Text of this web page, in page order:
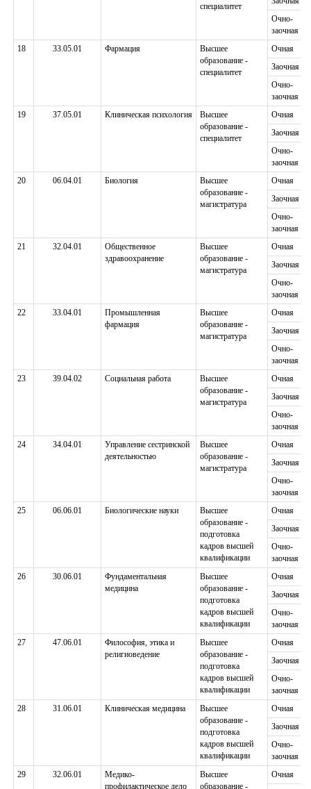
специалитет
Очно-
заочная
18
33.05.01 Фармация
Высшее
образование -
специалитет
Очная
Заочная
Очно-
заочная
19
37.05.01 Клиническая психология
Высшее
образование -
специалитет
Очная
Заочная
Очно-
заочная
20
06.04.01 Биология
Высшее
образование -
магистратура
Очная
Заочная
Очно-
заочная
21
32.04.01
Общественное
здравоохранение
Высшее
образование -
магистратура
Очная
Заочная
Очно-
заочная
22
33.04.01
Промышленная
фармация
Высшее
образование -
магистратура
Очная
Заочная
Очно-
заочная
23
39.04.02 Социальная работа
Высшее
образование -
магистратура
Очная
Заочная
Очно-
заочная
24
34.04.01
Управление сестринской
деятельностью
Высшее
образование -
магистратура
Очная
Заочная
Очно-
заочная
25
06.06.01 Биологические науки
Высшее
образование -
подготовка
кадров высшей
квалификации
Очная
Заочная
Очно-
заочная
26
30.06.01
Фундаментальная
медицина
Высшее
образование -
подготовка
кадров высшей
квалификации
Очная
Заочная
Очно-
заочная
27
47.06.01
Философия, этика и
религиоведение
Высшее
образование -
подготовка
кадров высшей
квалификации
Очная
Заочная
Очно-
заочная
28
31.06.01 Клиническая медицина
Высшее
образование -
подготовка
кадров высшей
квалификации
Очная
Заочная
Очно-
заочная
29
32.06.01
Медико-
профилактическое дело
Высшее
образование -
Очная